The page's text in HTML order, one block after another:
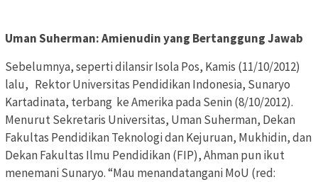
Uman Suherman: Amienudin yang Bertanggung Jawab
Sebelumnya, seperti dilansir Isola Pos, Kamis (11/10/2012)
lalu, Rektor Universitas Pendidikan Indonesia, Sunaryo
Kartadinata, terbang ke Amerika pada Senin (8/10/2012).
Menurut Sekretaris Universitas, Uman Suherman, Dekan
Fakultas Pendidikan Teknologi dan Kejuruan, Mukhidin, dan
Dekan Fakultas Ilmu Pendidikan (FIP), Ahman pun ikut
menemani Sunaryo. “Mau menandatangani MoU (red: